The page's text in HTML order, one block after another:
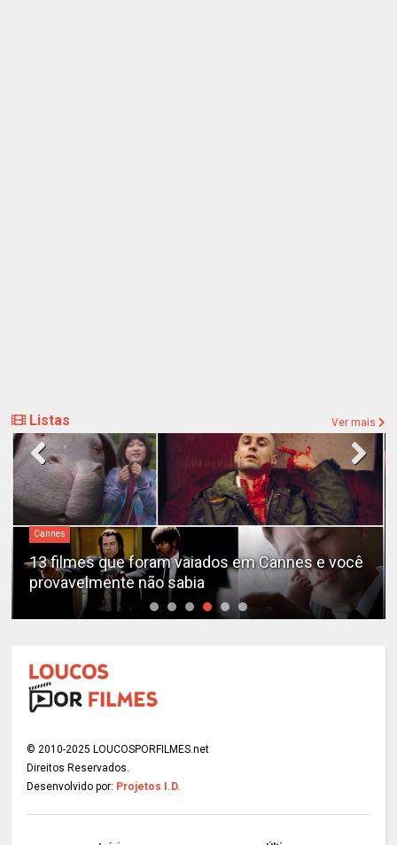
Listas Ver mais
Cannes
13 filmes que foram vaiados em Cannes e você
provavelmente não sabia
© 2010-2025 LOUCOSPORFILMES.net
Direitos Reservados.
Desenvolvido por: Projetos I.D.